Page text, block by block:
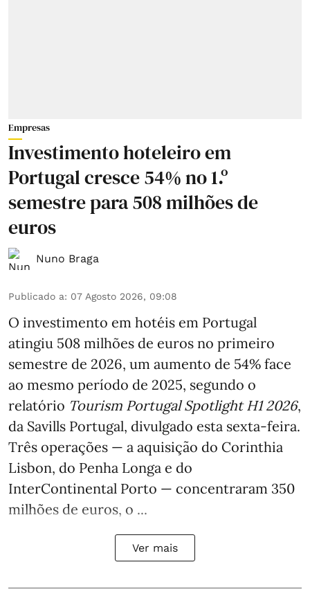
Empresas
Investimento hoteleiro em
Portugal cresce 54% no 1.º
semestre para 508 milhões de
euros
Nuno Braga
Publicado a: 07 Agosto 2026, 09:08
O investimento em hotéis em Portugal
atingiu 508 milhões de euros no primeiro
semestre de 2026, um aumento de 54% face
ao mesmo período de 2025, segundo o
relatório Tourism Portugal Spotlight H1 2026,
da Savills Portugal, divulgado esta sexta-feira.
Três operações — a aquisição do Corinthia
Lisbon, do Penha Longa e do
InterContinental Porto — concentraram 350
milhões de euros, o ...
Ver mais